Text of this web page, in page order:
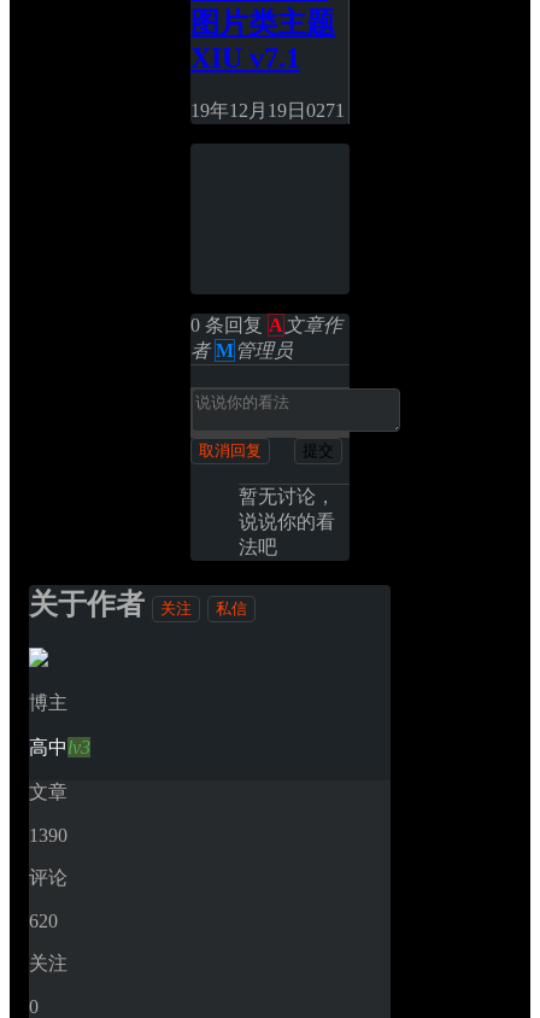
图片类主题
XIU v7.1
19年12月19日 0271
0 条回复 A 文章作
者 M 管理员
取消回复 提交
暂无讨论，
说说你的看
法吧
关于作者 关注 私信
博主
高中lv3
文章
1390
评论
620
关注
0